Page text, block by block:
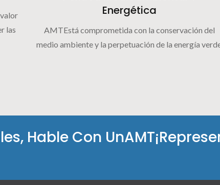
las
Energética
AMTEstá comprometida con la conservación del
medio ambiente y la perpetuación de la energía
Hable Con